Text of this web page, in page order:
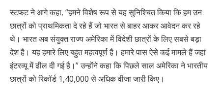
स्टफट ने आगे कहा, “हमने विशेष रूप से यह सुनिश्चित किया कि हम उन
छात्रों को प्राथमिकता दे रहे हैं जो भारत से बाहर आकर आवेदन कर रहे
थे। भारत अब संयुक्त राज्य अमेरिका में विदेशी छात्रों के लिए सबसे बड़ा
देश है। यह हमारे लिए बहुत महत्वपूर्ण है। हमारे पास ऐसे कई मामले हैं जहां
इंटरव्यू में ढील दी गई है।” उन्होंने कहा कि पिछले साल अमेरिका ने भारतीय
छात्रों को रिकॉर्ड 1,40,000 से अधिक वीजा जारी किए।